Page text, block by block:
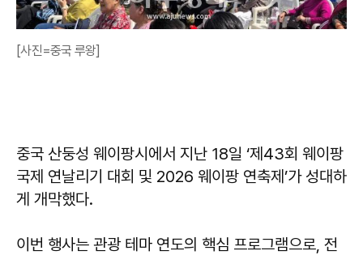
[사진=중국 루왕]
중국 산둥성 웨이팡시에서 지난 18일 ‘제43회 웨이팡
국제 연날리기 대회 및 2026 웨이팡 연축제’가 성대하
게 개막했다.
이번 행사는 관광 테마 연도의 핵심 프로그램으로, 전